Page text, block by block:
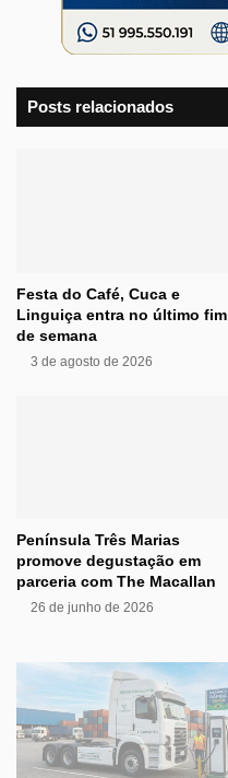
Posts relacionados
Festa do Café, Cuca e
Linguiça entra no último fim
de semana
3 de agosto de 2026
Península Três Marias
promove degustação em
parceria com The Macallan
26 de junho de 2026